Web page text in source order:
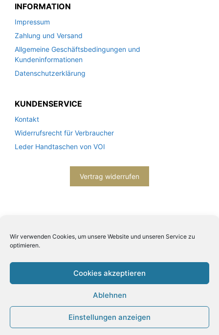
Wir verwenden Cookies, um unsere Website und unseren Service zu
optimieren.
Cookies akzeptieren
Ablehnen
Einstellungen anzeigen
INFORMATION
Impressum
Zahlung und Versand
Allgemeine Geschäftsbedingungen und
Kundeninformationen
Datenschutzerklärung
KUNDENSERVICE
Kontakt
Widerrufsrecht für Verbraucher
Leder Handtaschen von VOI
Vertrag widerrufen
2026© Engels mode schmuck -Datenschutzerklärung
Impressum- Bitte beachten Sie unsere